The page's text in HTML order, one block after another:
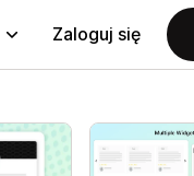
Zaloguj się